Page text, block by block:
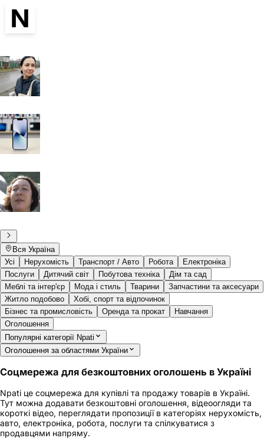
Вся Україна
Усі
Нерухомість Транспорт / Авто Робота
Електроніка
Послуги
Дитячий світ Побутова техніка
Дім та сад
Меблі та інтер'єр
Мода і стиль Тварини
Запчастини та аксесуари
Житло подобово
Хобі, спорт та відпочинок
Бізнес та промисловість
Оренда та прокат
Навчання
Оголошення
Популярні категорії Npati
Оголошення за областями України
Соцмережа для безкоштовних оголошень в Україні
Npati це соцмережа для купівлі та продажу товарів в Україні.
Тут можна додавати безкоштовні оголошення, відеоогляди та
короткі відео, переглядати пропозиції в категоріях нерухомість,
авто, електроніка, робота, послуги та спілкуватися з
продавцями напряму.